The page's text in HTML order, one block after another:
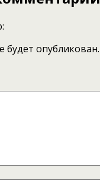
будет опубликован.